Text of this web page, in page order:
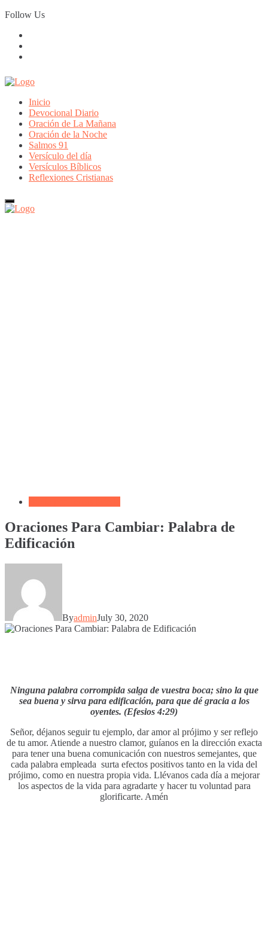
Skip
to
Follow Us
Inicio
Devocional Diario
Oración de La Mañana
Oración de la Noche
Salmos 91
Versículo del día
Versículos Bíblicos
Reflexiones Cristianas
Oraciones Para Cambiar: Palabra de
Edificación
ByadminJuly 30, 2020
Ninguna palabra corrompida salga de vuestra boca; sino la que
sea buena y sirva para edificación, para que dé gracia a los
oyentes. (Efesios 4:29)
Señor, déjanos seguir tu ejemplo, dar amor al prójimo y ser reflejo
de tu amor. Atiende a nuestro clamor, guíanos en la dirección exacta
para tener una buena comunicación con nuestros semejantes, que
cada palabra empleada surta efectos positivos tanto en la vida del
prójimo, como en nuestra propia vida. Llévanos cada día a mejorar
los aspectos de la vida para agradarte y hacer tu voluntad para
glorificarte. Amén